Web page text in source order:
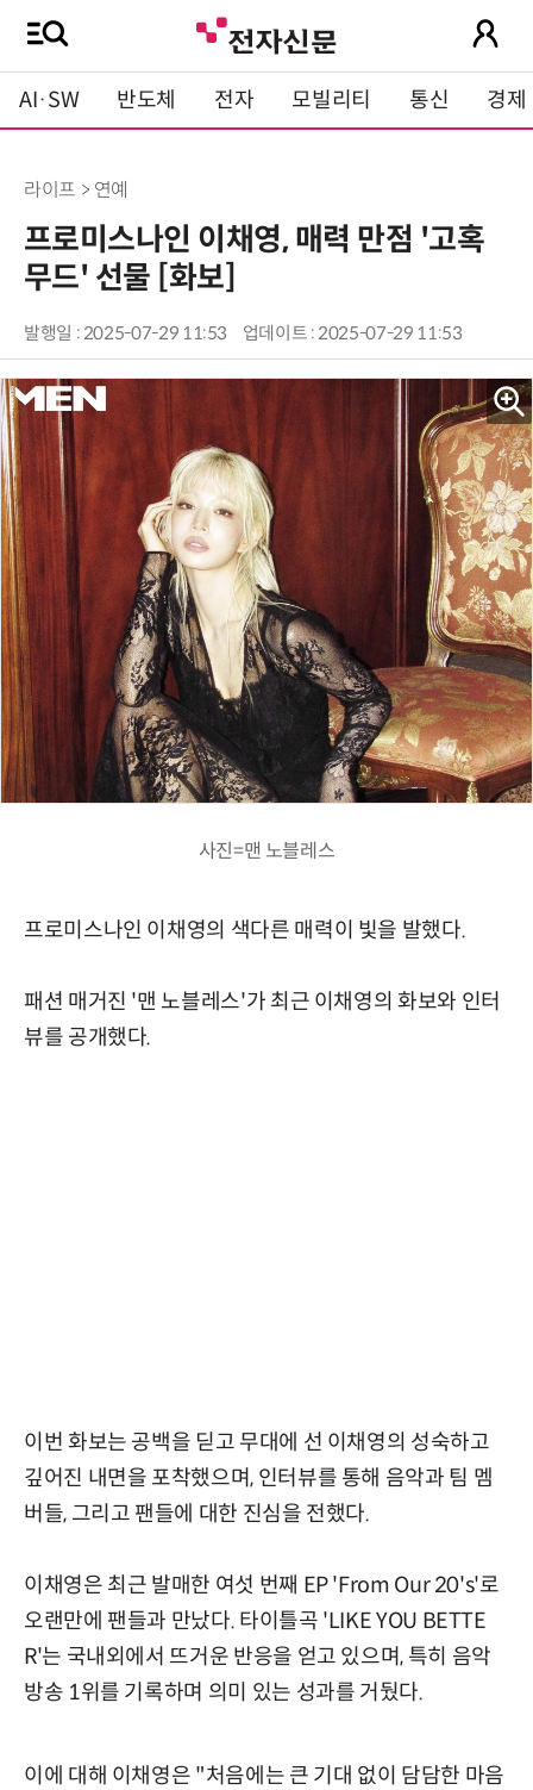
AI·SW 반도체 전자 모빌리티 통신 경제
라이프 > 연예
프로미스나인 이채영, 매력 만점 '고혹
무드' 선물 [화보]
발행일 : 2025-07-29 11:53 업데이트 : 2025-07-29 11:53
사진=맨 노블레스
프로미스나인 이채영의 색다른 매력이 빛을 발했다.
패션 매거진 '맨 노블레스'가 최근 이채영의 화보와 인터
뷰를 공개했다.
이번 화보는 공백을 딛고 무대에 선 이채영의 성숙하고
깊어진 내면을 포착했으며, 인터뷰를 통해 음악과 팀 멤
버들, 그리고 팬들에 대한 진심을 전했다.
이채영은 최근 발매한 여섯 번째 EP 'From Our 20's'로
오랜만에 팬들과 만났다. 타이틀곡 'LIKE YOU BETTE
R'는 국내외에서 뜨거운 반응을 얻고 있으며, 특히 음악
방송 1위를 기록하며 의미 있는 성과를 거뒀다.
이에 대해 이채영은 "처음에는 큰 기대 없이 담담한 마음